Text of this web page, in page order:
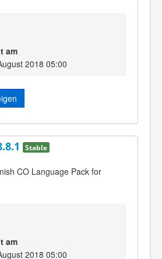
am
2018 05:00
Stable
CO Language Pack for
am
2018 05:00